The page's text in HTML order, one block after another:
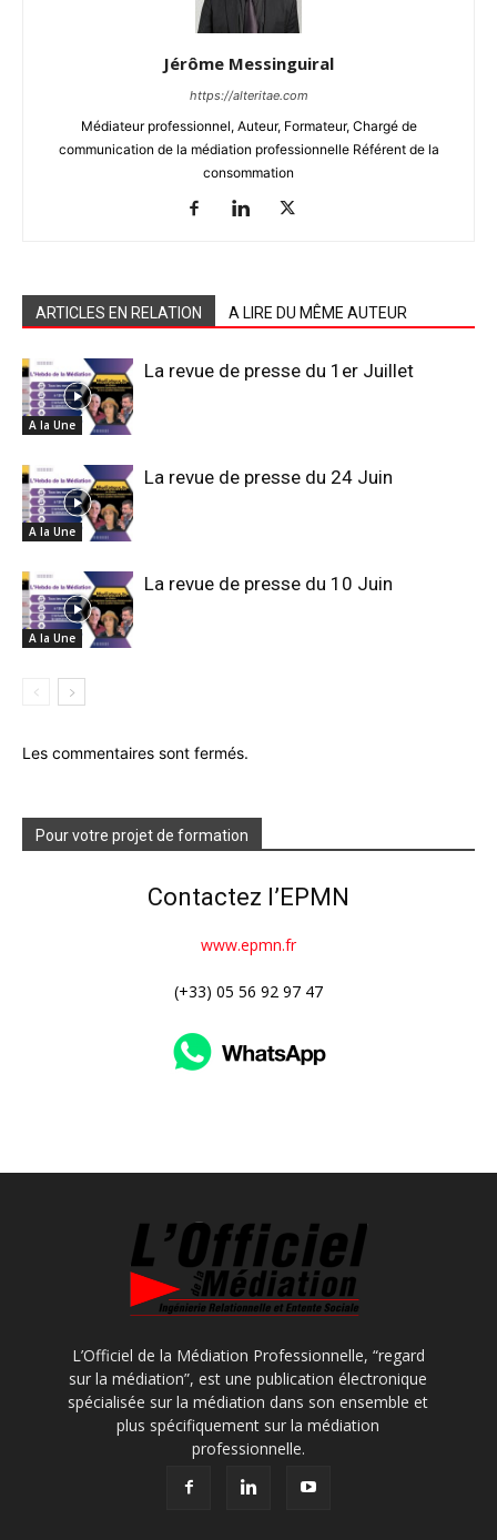
Jérôme Messinguiral
https://alteritae.com
Médiateur professionnel, Auteur, Formateur, Chargé de
communication de la médiation professionnelle Référent de la
consommation
ARTICLES EN RELATION A LIRE DU MÊME AUTEUR
A la Une
La revue de presse du 1er Juillet
A la Une
La revue de presse du 24 Juin
A la Une
La revue de presse du 10 Juin
Les commentaires sont fermés.
Pour votre projet de formation
Contactez l’EPMN
www.epmn.fr
(+33) 05 56 92 97 47
L’Officiel de la Médiation Professionnelle, “regard
sur la médiation”, est une publication électronique
spécialisée sur la médiation dans son ensemble et
plus spécifiquement sur la médiation
professionnelle.